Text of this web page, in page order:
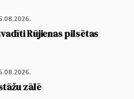
Rūjienas pilsētas
zālē